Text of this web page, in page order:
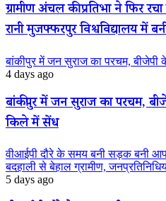
ग्रामीण अंचल की प्रतिभा ने फिर
रानी मुजफ्फरपुर विश्वविद्यालय में
बांकीपुर में जन सुराज का परचम,
4 days ago
बांकीपुर में जन सुराज का परचम,
किले में सेंध
वीआईपी दौरे के समय बनी सड़क बनी
बदहाली से बेहाल ग्रामीण,
5 days ago